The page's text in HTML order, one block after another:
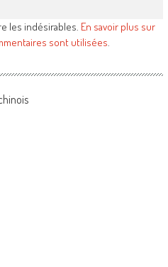
les indésirables. En savoir plus sur
sont utilisées